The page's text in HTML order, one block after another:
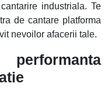
industriala. Te
de cantare platforma
nevoilor afacerii tale.